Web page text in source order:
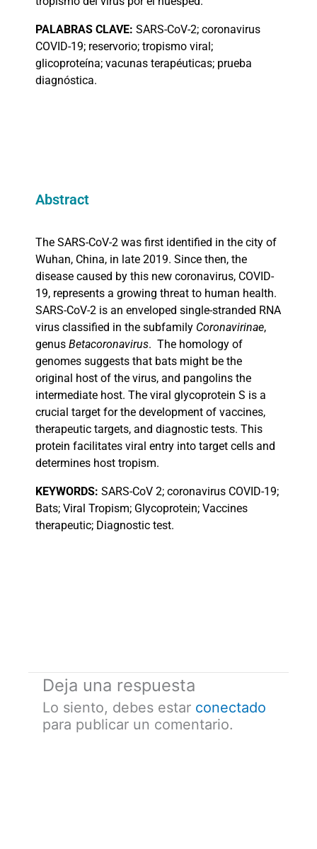
PALABRAS CLAVE: SARS-CoV-2; coronavirus
COVID-19; reservorio; tropismo viral;
glicoproteína; vacunas terapéuticas; prueba
diagnóstica.
Abstract
The SARS-CoV-2 was first identified in the city of
Wuhan, China, in late 2019. Since then, the
disease caused by this new coronavirus, COVID-
19, represents a growing threat to human health.
SARS-CoV-2 is an enveloped single-stranded RNA
virus classified in the subfamily Coronavirinae,
genus Betacoronavirus. The homology of
genomes suggests that bats might be the
original host of the virus, and pangolins the
intermediate host. The viral glycoprotein S is a
crucial target for the development of vaccines,
therapeutic targets, and diagnostic tests. This
protein facilitates viral entry into target cells and
determines host tropism.
KEYWORDS: SARS-CoV 2; coronavirus COVID-19;
Bats; Viral Tropism; Glycoprotein; Vaccines
therapeutic; Diagnostic test.
Deja una respuesta
Lo siento, debes estar conectado
para publicar un comentario.